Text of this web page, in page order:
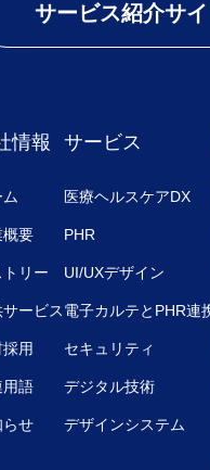
サービス紹介サイ
情報
概要
トリー
ービス
採用
用語
らせ
サービス
医療ヘルスケアDX
PHR
UI/UXデザイン
電子カルテとPHR連
セキュリティ
デジタル技術
デザインシステム